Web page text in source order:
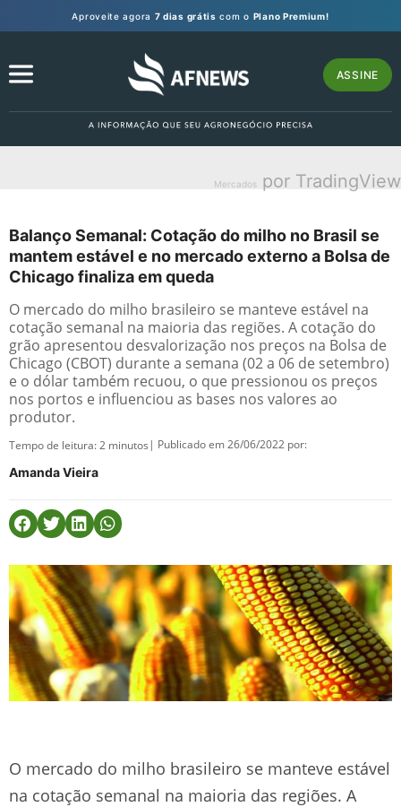
Aproveite agora 7 dias grátis com o Plano Premium!
ASSINE
Mercados por TradingView
Balanço Semanal: Cotação do milho no Brasil se
mantem estável e no mercado externo a Bolsa de
Chicago finaliza em queda
O mercado do milho brasileiro se manteve estável na
cotação semanal na maioria das regiões. A cotação do
grão apresentou desvalorização nos preços na Bolsa de
Chicago (CBOT) durante a semana (02 a 06 de setembro)
e o dólar também recuou, o que pressionou os preços
nos portos e influenciou as bases nos valores ao
produtor.
Tempo de leitura:2 minutos | Publicado em 26/06/2022 por:
Amanda Vieira
O mercado do milho brasileiro se manteve estável
na cotação semanal na maioria das regiões. A